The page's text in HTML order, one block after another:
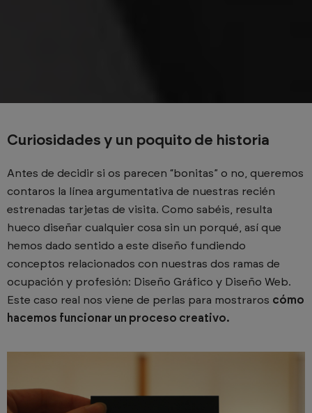
Curiosidades y un poquito de historia
Antes de decidir si os parecen “bonitas” o no, queremos
contaros la línea argumentativa de nuestras recién
estrenadas tarjetas de visita. Como sabéis, resulta
hueco diseñar cualquier cosa sin un porqué, así que
hemos dado sentido a este diseño fundiendo
conceptos relacionados con nuestras dos ramas de
ocupación y profesión: Diseño Gráfico y Diseño Web.
Este caso real nos viene de perlas para mostraros cómo
hacemos funcionar un proceso creativo.